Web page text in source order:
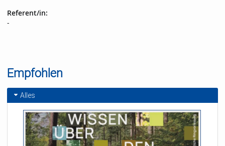
Referent/in:
-
Empfohlen
Alles